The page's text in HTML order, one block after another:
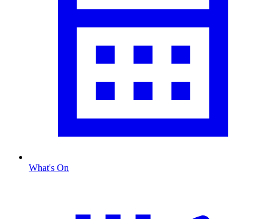
What's On